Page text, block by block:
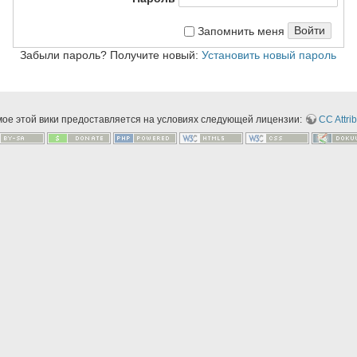
Запомнить меня
Войти
Забыли пароль? Получите новый:Установить новый пароль
этой вики предоставляется на условиях следующей лицензии: CC